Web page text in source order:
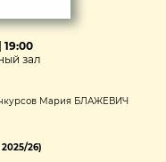
19:00
зал
Мария БЛАЖЕВИЧ
26)